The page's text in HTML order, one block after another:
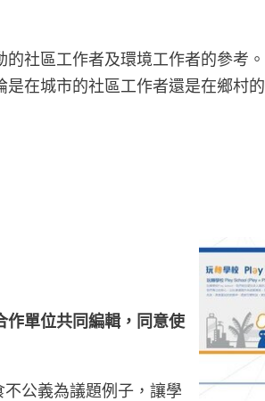
社區工作者及環境工作者的參考。
在城市的社區工作者還是在鄉村的
作單位共同編輯，同意使
公義為議題例子，讓學